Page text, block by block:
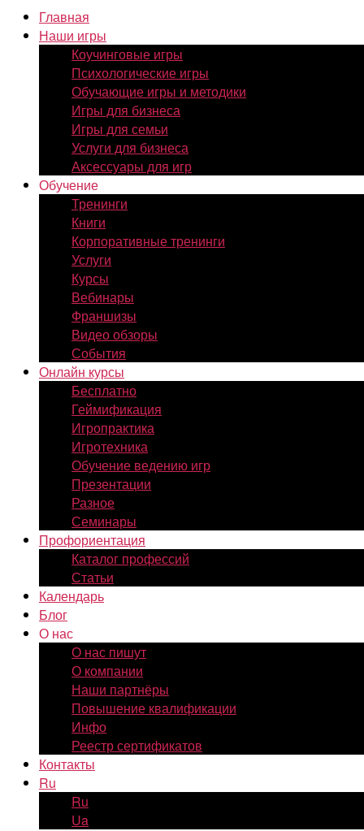
Главная
Наши игры
Коучинговые игры
Психологические игры
Обучающие игры и методики
Игры для бизнеса
Игры для семьи
Услуги для бизнеса
Аксессуары для игр
Обучение
Тренинги
Книги
Корпоративные тренинги
Услуги
Курсы
Вебинары
Франшизы
Видео обзоры
События
Онлайн курсы
Бесплатно
Геймификация
Игропрактика
Игротехника
Обучение ведению игр
Презентации
Разное
Семинары
Профориентация
Каталог профессий
Статьи
Календарь
Блог
О нас
О нас пишут
О компании
Наши партнёры
Повышение квалификации
Инфо
Реестр сертификатов
Контакты
Ru
Ru
Ua